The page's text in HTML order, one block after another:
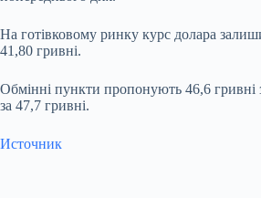
На готівковому ринку курс долара
41,80 гривні.
Обмінні пункти пропонують 46,6 гривні
за 47,7 гривні.
Источник